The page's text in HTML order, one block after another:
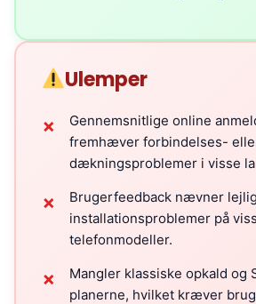
Ulemper
✗
Gennemsnitlige online
fremhæver forbindelses-
dækningsproblemer i visse
✗
Brugerfeedback nævner
installationsproblemer på
telefonmodeller.
✗
Mangler klassiske opkald og
planerne, hvilket kræver brug